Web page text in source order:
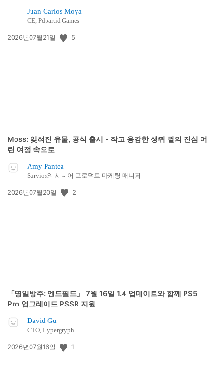
Juan Carlos Moya
CE, Pdpartid Games
공
2026년07월21일 5
Moss: 잊혀진 유물, 공식 출시 - 작고 용감한 생쥐 퀼의 진심 어
린 여정 속으로
Amy Pantea
Survios의 시니어 프로덕트 마케팅 매니저
공
2026년07월20일 2
「명일방주: 엔드필드」 7월 16일 1.4 업데이트와 함께 PS5
Pro 업그레이드 PSSR 지원
David Gu
CTO, Hypergryph
공
2026년07월16일 1